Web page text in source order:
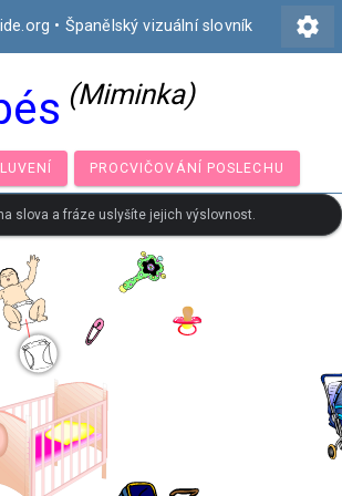
• Španělský vizuální slovník settings
(Miminka)
MLUVENÍ PROCVIČOVÁNÍ
slova a fráze uslyšíte jejich výslovnost.